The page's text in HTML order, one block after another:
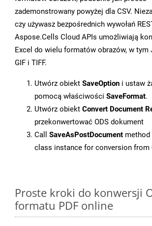
zademonstrowany powyżej dla CSV.
czy używasz bezpośrednich wywołań
Aspose.Cells Cloud APIs umożliwiają
Excel do wielu formatów obrazów, w tym
GIF i TIFF.
Utwórz obiekt SaveOption i ustaw
pomocą właściwości SaveFormat.
Utwórz obiekt Convert Document
przekonwertować ODS dokument
Call SaveAsPostDocument
class instance for conversion from
Proste kroki do konwersji
formatu PDF online